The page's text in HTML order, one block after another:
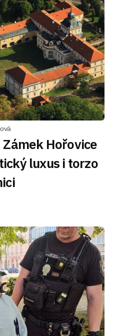
Hořovice
luxus i torzo